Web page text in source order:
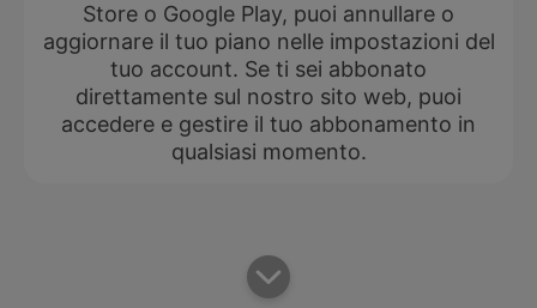
Store o Google Play, puoi annullare o
aggiornare il tuo piano nelle impostazioni del
tuo account. Se ti sei abbonato
direttamente sul nostro sito web, puoi
accedere e gestire il tuo abbonamento in
qualsiasi momento.